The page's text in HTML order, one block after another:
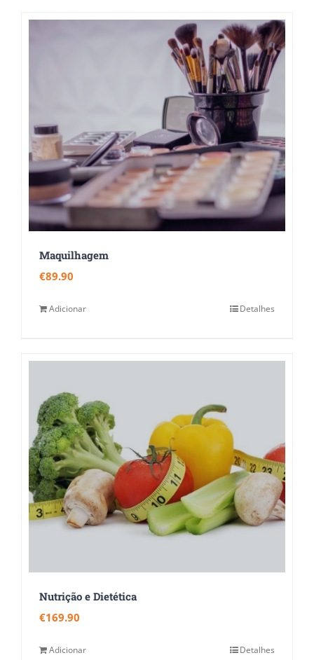
Maquilhagem
€89.90
Adicionar Detalhes
Nutrição e Dietética
€169.90
Adicionar Detalhes